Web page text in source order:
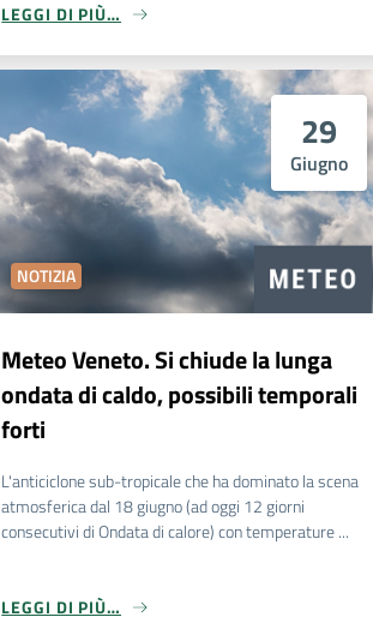
LEGGI DI PIÙ…
29
Giugno
NOTIZIA
Meteo Veneto. Si chiude la lunga
ondata di caldo, possibili temporali
forti
L'anticiclone sub-tropicale che ha dominato la scena
atmosferica dal 18 giugno (ad oggi 12 giorni
consecutivi di Ondata di calore) con temperature ...
LEGGI DI PIÙ…